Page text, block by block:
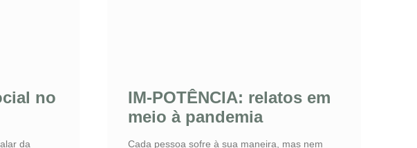
no
da
IM-POTÊNCIA: relatos em
meio à pandemia
Cada pessoa sofre à sua maneira, mas nem